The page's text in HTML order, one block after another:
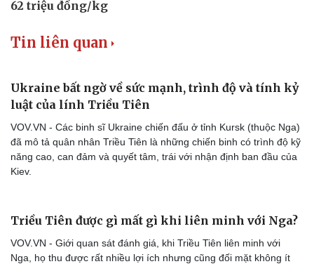
Tin liên quan
Ukraine bất ngờ về sức mạnh, trình độ và tính kỷ
luật của lính Triều Tiên
VOV.VN - Các binh sĩ Ukraine chiến đấu ở tỉnh Kursk (thuộc Nga)
đã mô tả quân nhân Triều Tiên là những chiến binh có trình độ kỹ
năng cao, can đảm và quyết tâm, trái với nhận định ban đầu của
Kiev.
Triều Tiên được gì mất gì khi liên minh với Nga?
VOV.VN - Giới quan sát đánh giá, khi Triều Tiên liên minh với
Nga, họ thu được rất nhiều lợi ích nhưng cũng đối mặt không ít